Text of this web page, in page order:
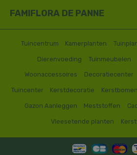
FAMIFLORA DE PANNE
Tuincentrum Kamerplanten
Dierenvoeding Tuinmeubelen
Woonaccessoires Decoratiecenter
Tuincenter Kerstdecoratie Kerstbomen
Gazon Aanleggen Meststoffen
Vleesetende planten